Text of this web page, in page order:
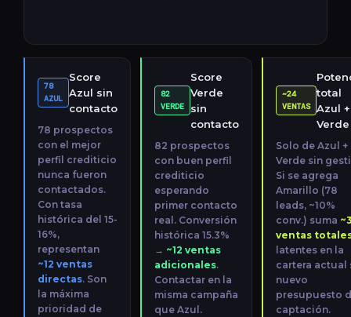
78
AZUL
Score
Azul sin
contacto
78 prospectos
con el mejor
perfil crediticio
nunca fueron
contactados.
Con tasa
histórica del 15-
16%,
representan
~12 ventas
directas. Son
la máxima
prioridad de
82
VERDE
Score
Verde
sin
contacto
82 prospectos
con buen perfil
crediticio
esperando
primer contacto
real. Conversión
histórica 15.3%
→ ~12 ventas
adicionales.
Contactar en la
misma campaña
que Azul.
~24
VENTAS
total
Azul +
Verde
Solo de Azul +
Verde sin
Si se agrega
Amarillo (78
leads, ~10%
conv.) suma
ventas
latentes en la
cartera actual
nuevo
presupuesto
captación.